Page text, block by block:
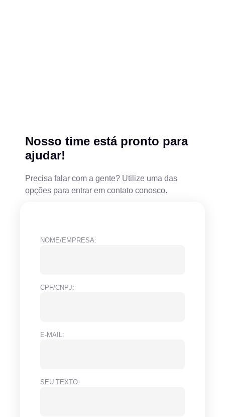
Nosso time está pronto para
ajudar!
Precisa falar com a gente? Utilize uma das
opções para entrar em contato conosco.
NOME/EMPRESA:
CPF/CNPJ:
E-MAIL:
SEU TEXTO: